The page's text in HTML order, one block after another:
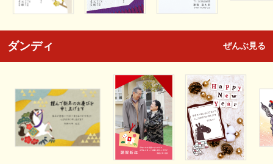
ダンディ ぜんぶ見る